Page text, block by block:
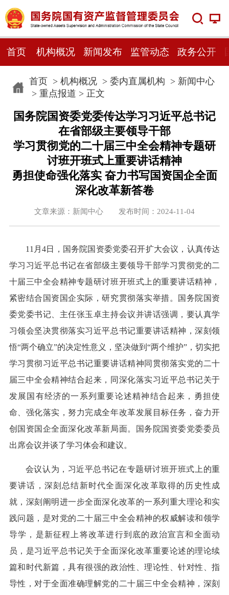
首页 机构概况 新闻发布 监管动态 政务公开
首页> 机构概况> 委内直属机构 > 新闻中心
> 重点报道 > 正文
国务院国资委党委传达学习习近平总书记
在省部级主要领导干部
学习贯彻党的二十届三中全会精神专题研
讨班开班式上重要讲话精神
勇担使命强化落实 奋力书写国资国企全面
深化改革新答卷
文章来源：新闻中心 发布时间：2024-11-04
11月4日，国务院国资委党委召开扩大会议，认真传达
学习习近平总书记在省部级主要领导干部学习贯彻党的二
十届三中全会精神专题研讨班开班式上的重要讲话精神，
紧密结合国资国企实际，研究贯彻落实举措。国务院国资
委党委书记、主任张玉卓主持会议并讲话强调，要认真学
习领会坚决贯彻落实习近平总书记重要讲话精神，深刻领
悟“两个确立”的决定性意义，坚决做到“两个维护”，切实把
学习贯彻习近平总书记重要讲话精神同贯彻落实党的二十
届三中全会精神结合起来，同深化落实习近平总书记关于
发展国有经济的一系列重要论述精神结合起来，勇担使
命、强化落实，努力完成全年改革发展目标任务，奋力开
创国资国企全面深化改革新局面。国务院国资委党委委员
出席会议并谈了学习体会和建议。
会议认为，习近平总书记在专题研讨班开班式上的重
要讲话，深刻总结新时代全面深化改革取得的历史性成
就，深刻阐明进一步全面深化改革的一系列重大理论和实
践问题，是对党的二十届三中全会精神的权威解读和领学
导学，是新征程上将改革进行到底的政治宣言和全面动
员，是习近平总书记关于全面深化改革重要论述的理论续
篇和时代新篇，具有很强的政治性、理论性、针对性、指
导性，对于全面准确理解党的二十届三中全会精神，深刻